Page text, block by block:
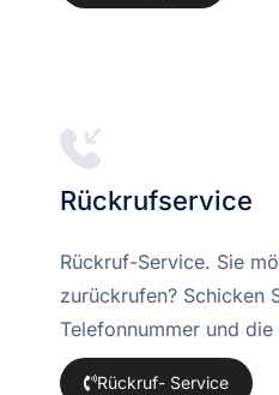
Rückrufservice
Rückruf-Service. Sie
zurückrufen? Schicken
Telefonnummer und
Rückruf- Service